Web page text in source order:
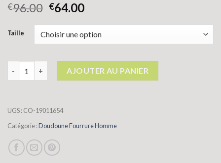
€96.00 €64.00
Taille
AJOUTER AU PANIER
UGS :CO-19011654
Catégorie :Doudoune Fourrure Homme